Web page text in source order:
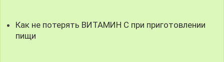
Как не потерять ВИТАМИН С при приготовлении
пищи